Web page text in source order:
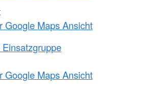
Google Maps Ansicht
Google Maps Ansicht